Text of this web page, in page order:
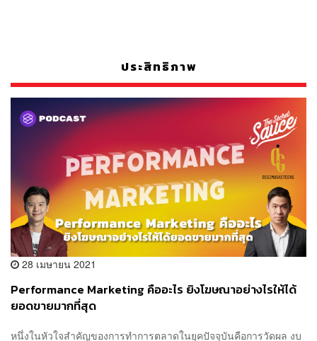
ประสิทธิภาพ
28 เมษายน 2021
Performance Marketing คืออะไร ยิงโฆษณาอย่างไรให้ได้
ยอดขายมากที่สุด
หนึ่งในหัวใจสำคัญของการทำการตลาดในยุคปัจจุบันคือการวัดผล งบ